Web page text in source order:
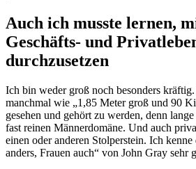
Auch ich musste lernen,
Geschäfts- und
durchzusetzen
Ich bin weder groß noch besonders
manchmal wie „1,85 Meter groß und 90
gesehen und gehört zu werden, denn
fast reinen Männerdomäne. Und auch
einen oder anderen Stolperstein. Ich
anders, Frauen auch“ von John Gray sehr